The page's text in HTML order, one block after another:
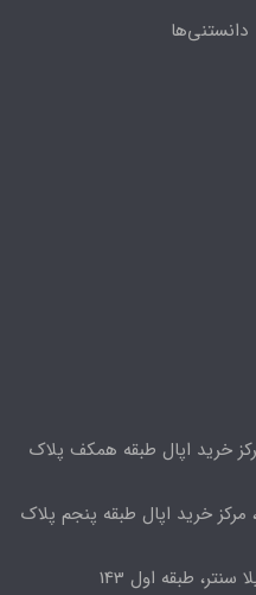
دانستنی‌ها
خرید اپال طبقه همکف پلاک
غرب، مرکز خرید اپال طبقه پنجم پلاک